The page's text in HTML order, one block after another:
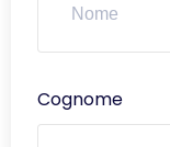
Cognome